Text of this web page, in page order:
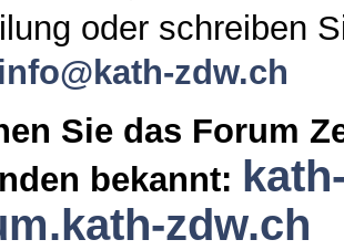
oder schreiben
info@kath-zdw.ch
Sie das Forum
bekannt:
zdw.ch